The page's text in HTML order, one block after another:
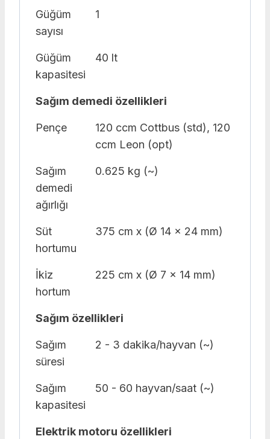
Güğüm
sayısı
1
Güğüm
kapasitesi
40 lt
Sağım demedi özellikleri
Pençe
120 ccm Cottbus (std), 120
ccm Leon (opt)
Sağım
demedi
ağırlığı
0.625 kg (~)
Süt
hortumu
375 cm x (Ø 14 x 24 mm)
İkiz
hortum
225 cm x (Ø 7 x 14 mm)
Sağım özellikleri
Sağım
süresi
2 - 3 dakika/hayvan (~)
Sağım
kapasitesi
50 - 60 hayvan/saat (~)
Elektrik motoru özellikleri